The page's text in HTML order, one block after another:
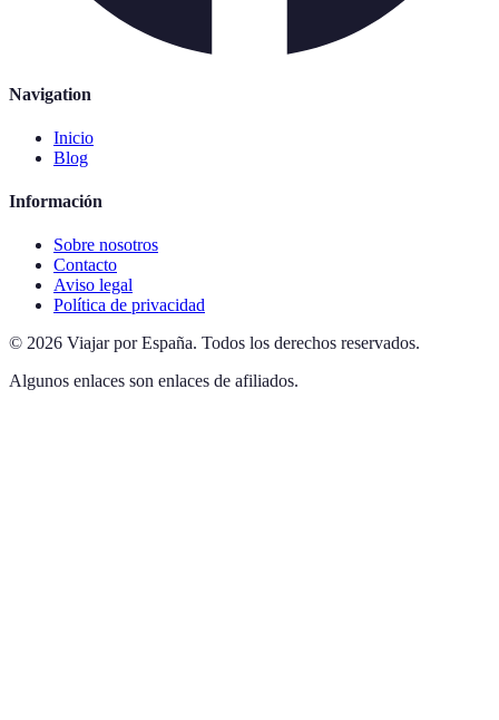
Navigation
Inicio
Blog
Información
Sobre nosotros
Contacto
Aviso legal
Política de privacidad
© 2026 Viajar por España. Todos los derechos reservados.
Algunos enlaces son enlaces de afiliados.